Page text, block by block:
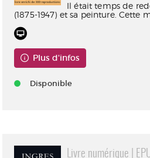
Il était temps de
(1875-1947) et sa peinture. Cette
Plus d'infos
Disponible
Livre numérique |